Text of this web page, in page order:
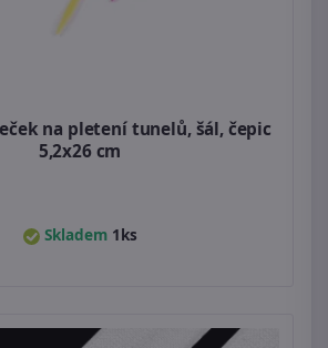
na pletení tunelů, šál, čepic
5,2x26 cm
Skladem 1ks